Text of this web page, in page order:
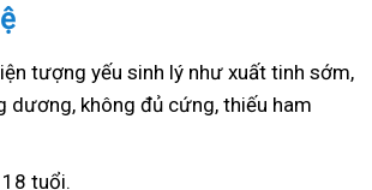
tượng yếu sinh lý như xuất tinh sớm,
dương, không đủ cứng, thiếu ham
tuổi.